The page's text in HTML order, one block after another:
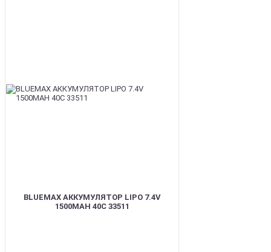
BLUEMAX АККУМУЛЯТОР LIPO 7.4V
1500MAH 40C 33511